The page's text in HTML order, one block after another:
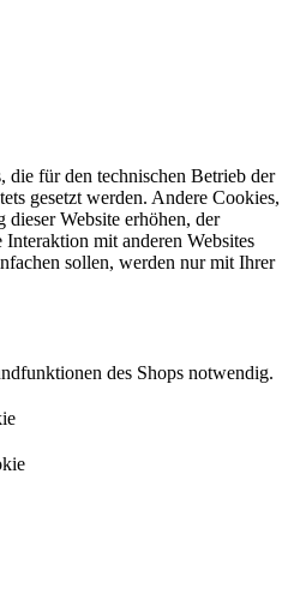
die für den technischen Betrieb der
gesetzt werden. Andere Cookies,
Website erhöhen, der
mit anderen Websites
sollen, werden nur mit Ihrer
des Shops notwendig.